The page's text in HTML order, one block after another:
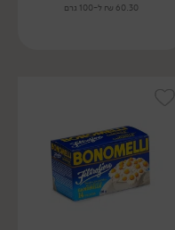
60.30 ₪ ל-100 גרם